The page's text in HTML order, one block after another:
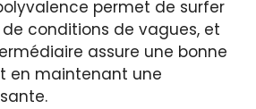
permet de surfer
conditions de vagues, et
assure une bonne
en maintenant une